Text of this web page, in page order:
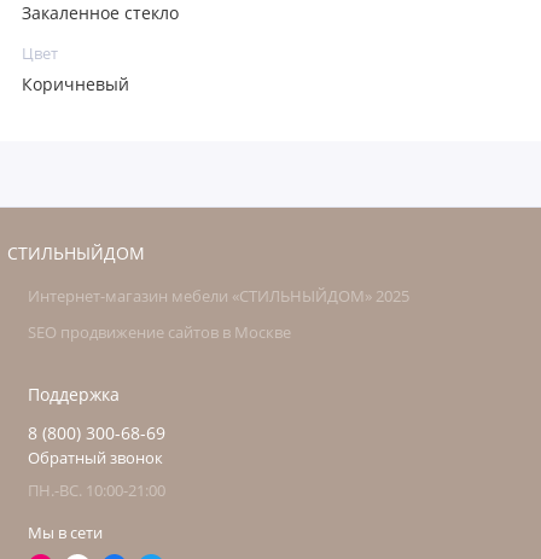
Закаленное стекло
Цвет
Коричневый
СТИЛЬНЫЙДОМ
Интернет-магазин мебели «СТИЛЬНЫЙДОМ» 2025
SEO продвижение сайтов в Москве
Поддержка
8 (800) 300-68-69
Обратный звонок
ПН.-ВС. 10:00-21:00
Мы в сети